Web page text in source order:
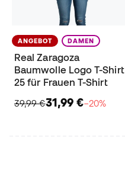
ANGEBOT DAMEN
Real Zaragoza
Baumwolle Logo T-Shirt
25 für Frauen T-Shirt
39,99 €31,99 €−20%